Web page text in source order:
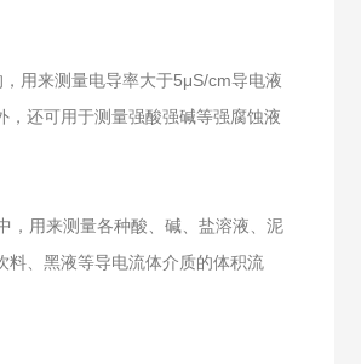
用来测量电导率大于5μS/cm导电液
还可用于测量强酸强碱等强腐蚀液
用来测量各种酸、碱、盐溶液、泥
料、黑液等导电流体介质的体积流